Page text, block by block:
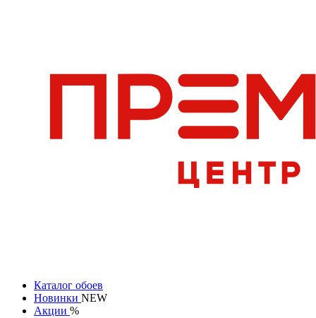
Каталог обоев
Новинки NEW
Акции %